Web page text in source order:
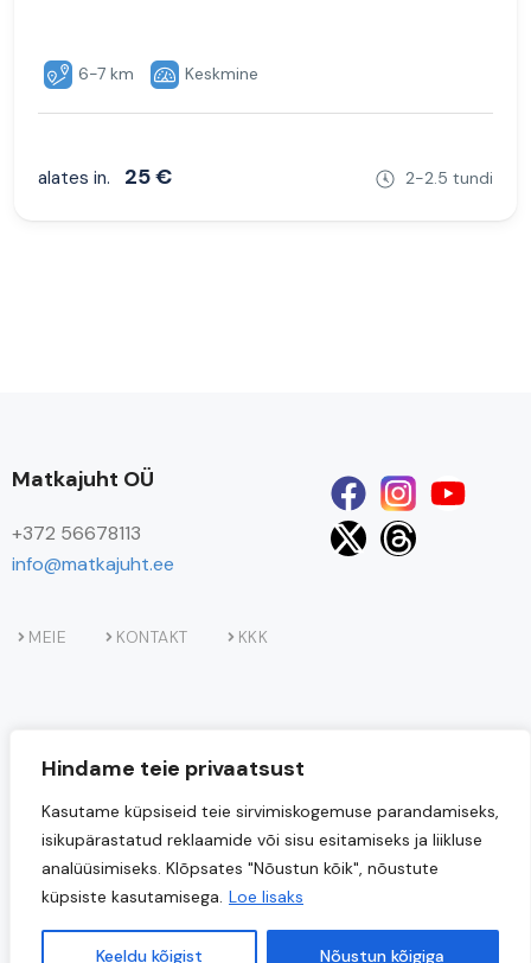
Hindame teie privaatsust
Kasutame küpsiseid teie sirvimiskogemuse parandamiseks,
isikupärastatud reklaamide või sisu esitamiseks ja liikluse
analüüsimiseks. Klõpsates "Nõustun kõik", nõustute
küpsiste kasutamisega. Loe lisaks
Keeldu kõigist Nõustun kõigiga
6-7 km Keskmine
alates in. 25 € 2-2.5 tundi
Matkajuht OÜ
+372 56678113
info@matkajuht.ee
MEIE KONTAKT KKK
ja teenuste valiku laiendamine”
kaasrahastab Euroopa Liit.